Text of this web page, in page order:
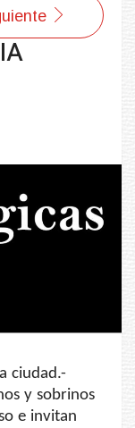
ciudad.-
y sobrinos
e invitan